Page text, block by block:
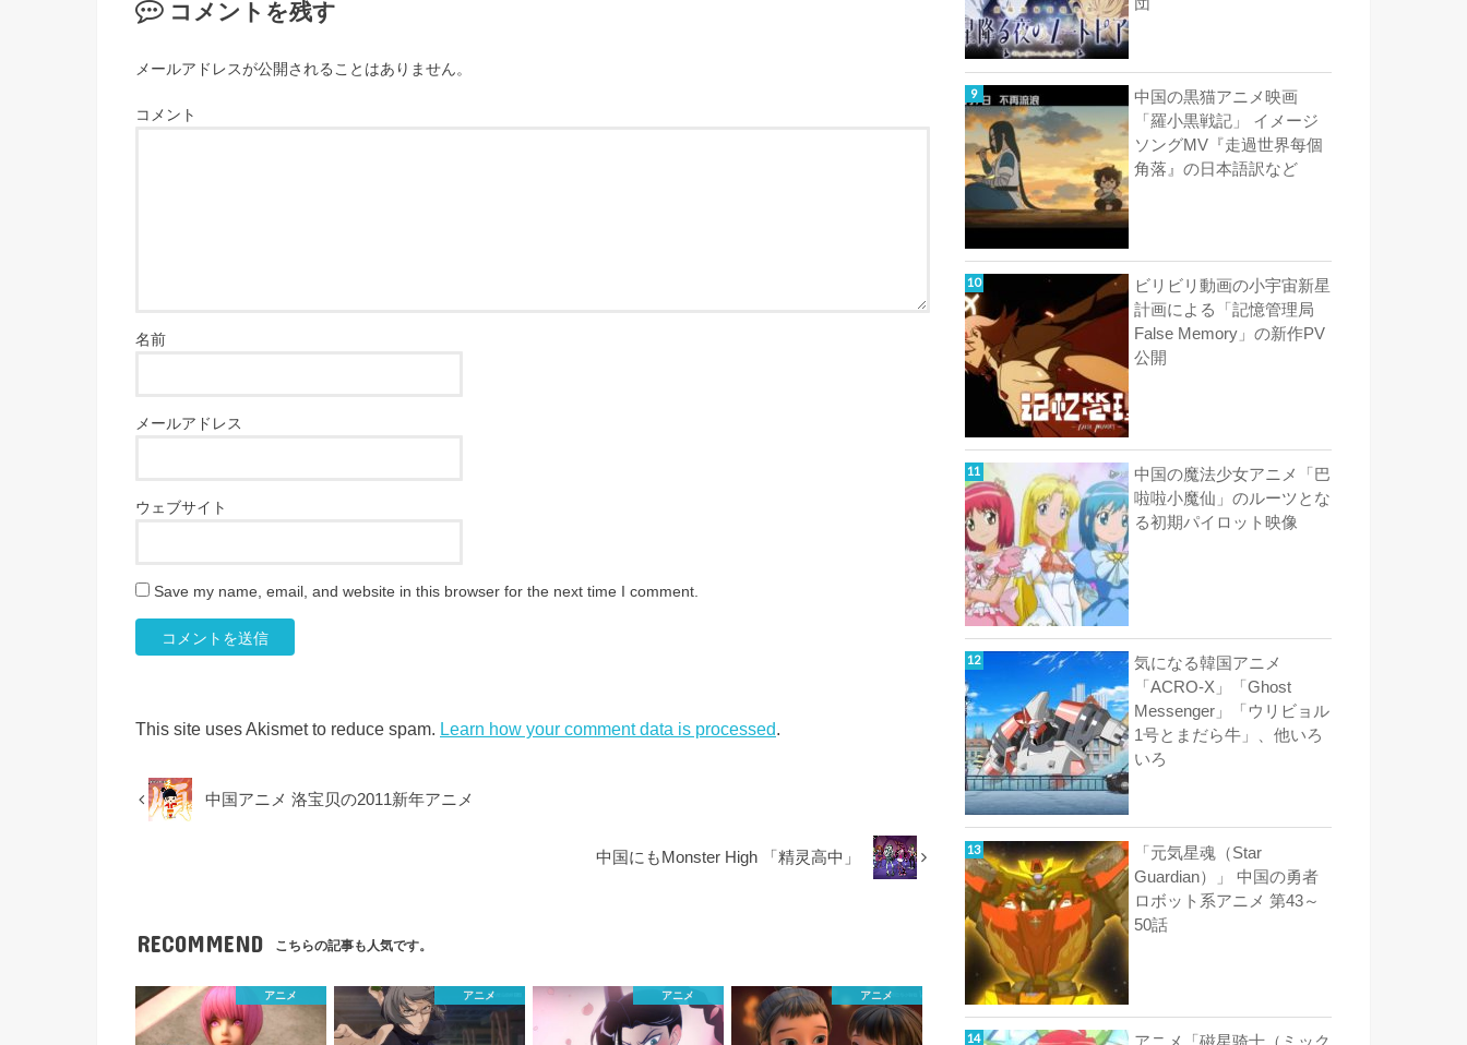
コメントを残す
メールアドレスが公開されることはありません。
コメント
名前
メールアドレス
ウェブサイト
Save my name, email, and website in this browser for the next time I comment.
This site uses Akismet to reduce spam. Learn how your comment data is processed.
中国アニメ 洛宝贝の2011新年アニメ
中国にもMonster High 「精灵高中」
RECOMMEND こちらの記事も人気です。
アニメ アニメ アニメ アニメ
団
中国の黒猫アニメ映画
「羅小黒戦記」 イメージ
ソングMV『走過世界每個
角落』の日本語訳など
ビリビリ動画の小宇宙新星
計画による「記憶管理局
False Memory」の新作PV
公開
中国の魔法少女アニメ「巴
啦啦小魔仙」のルーツとな
る初期パイロット映像
気になる韓国アニメ
「ACRO-X」「Ghost
Messenger」「ウリビョル
1号とまだら牛」、他いろ
いろ
「元気星魂（Star
Guardian）」 中国の勇者
ロボット系アニメ 第43～
50話
アニメ「磁星骑士（ミック